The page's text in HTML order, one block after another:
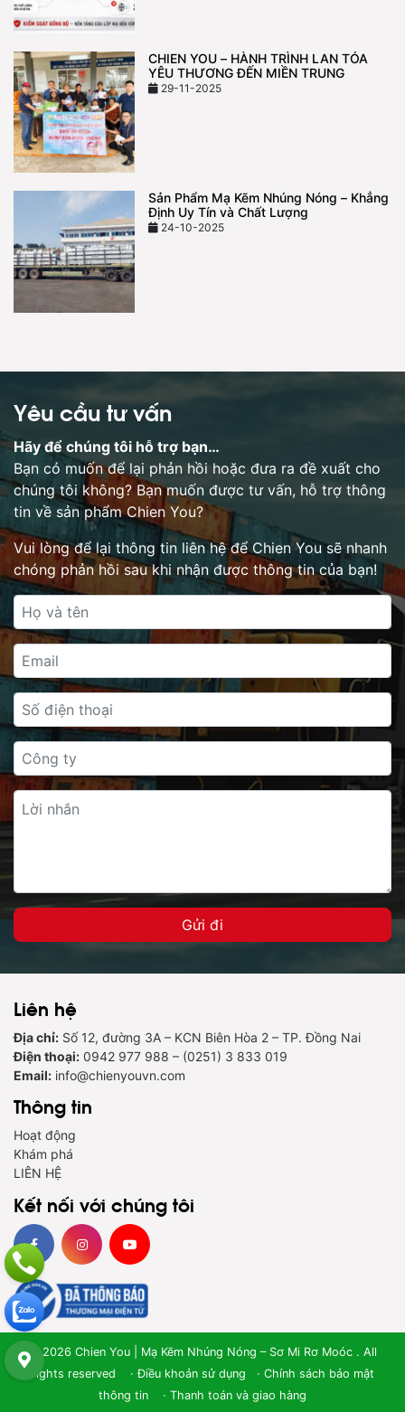
CHIEN YOU – HÀNH TRÌNH LAN TỎA
YÊU THƯƠNG ĐẾN MIỀN TRUNG
29-11-2025
Sản Phẩm Mạ Kẽm Nhúng Nóng – Khẳng
Định Uy Tín và Chất Lượng
24-10-2025
Yêu cầu tư vấn
Hãy để chúng tôi hỗ trợ bạn…
Bạn có muốn để lại phản hồi hoặc đưa ra đề xuất cho
chúng tôi không? Bạn muốn được tư vấn, hỗ trợ thông
tin về sản phẩm Chien You?
Vui lòng để lại thông tin liên hệ để Chien You sẽ nhanh
chóng phản hồi sau khi nhận được thông tin của bạn!
Liên hệ
Địa chỉ: Số 12, đường 3A – KCN Biên Hòa 2 – TP. Đồng Nai
Điện thoại: 0942 977 988 – (0251) 3 833 019
Email: info@chienyouvn.com
Thông tin
Hoạt động
Khám phá
LIÊN HỆ
Kết nối với chúng tôi
© 2026 Chien You | Mạ Kẽm Nhúng Nóng – Sơ Mi Rơ Moóc . All
rights reserved ·Điều khoản sử dụng · Chính sách bảo mật
thông tin · Thanh toán và giao hàng